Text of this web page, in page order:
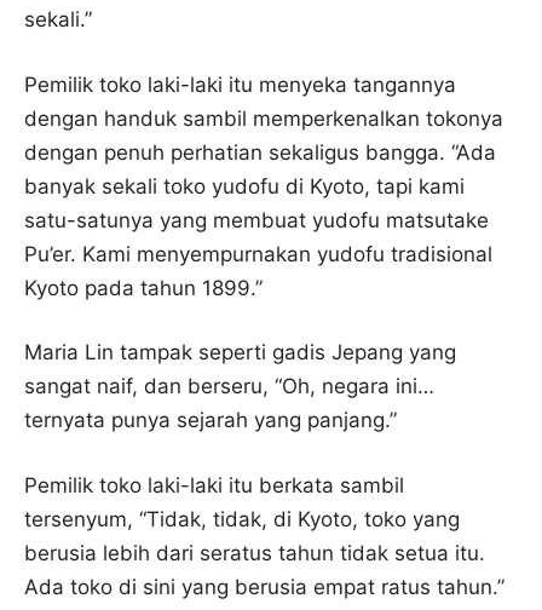
sekali.”
Pemilik toko laki-laki itu menyeka tangannya
dengan handuk sambil memperkenalkan tokonya
dengan penuh perhatian sekaligus bangga. “Ada
banyak sekali toko yudofu di Kyoto, tapi kami
satu-satunya yang membuat yudofu matsutake
Pu’er. Kami menyempurnakan yudofu tradisional
Kyoto pada tahun 1899.”
Maria Lin tampak seperti gadis Jepang yang
sangat naif, dan berseru, “Oh, negara ini…
ternyata punya sejarah yang panjang.”
Pemilik toko laki-laki itu berkata sambil
tersenyum, “Tidak, tidak, di Kyoto, toko yang
berusia lebih dari seratus tahun tidak setua itu.
Ada toko di sini yang berusia empat ratus tahun.”